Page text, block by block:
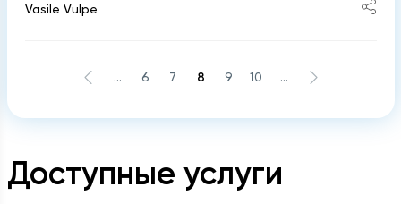
Доступные услуги
Vasile Vulpe
... 6 7 8 9 10 ...